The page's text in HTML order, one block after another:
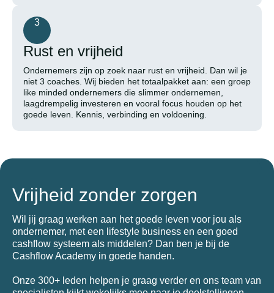
3
Rust en vrijheid
Ondernemers zijn op zoek naar rust en vrijheid. Dan wil je
niet 3 coaches. Wij bieden het totaalpakket aan: een groep
like minded ondernemers die slimmer ondernemen,
laagdrempelig investeren en vooral focus houden op het
goede leven. Kennis, verbinding en voldoening.
Vrijheid zonder zorgen
Wil jij graag werken aan het goede leven voor jou als
ondernemer, met een lifestyle business en een goed
cashflow systeem als middelen? Dan ben je bij de
Cashflow Academy in goede handen.
Onze 300+ leden helpen je graag verder en ons team van